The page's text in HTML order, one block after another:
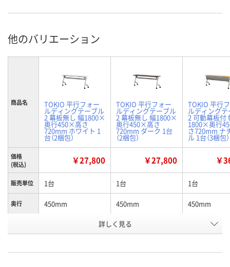
他のバリエーション
商品名 TOKIO 平行フォー
ルディングテーブル
2 幕板無し 幅1800×
奥行450×高さ
720mm ホワイト 1
台（2梱包）
TOKIO 平行フォー
ルディングテーブル
2 幕板無し 幅1800×
奥行450×高さ
720mm ダーク 1台
（2梱包）
TOKIO 平行
ルディング
2 可動幕板付
1800×奥行
さ720mm ナ
ル 1台（3梱包）
価格
(税込)
￥27,800 ￥27,800 ￥
販売単位 1台 1台 1台
奥行 450mm 450mm 450mm
幕板なし
詳しく見る